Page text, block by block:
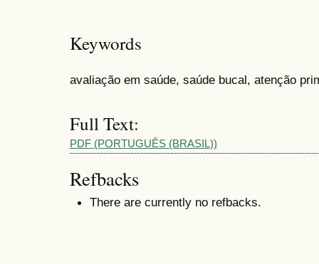
Keywords
avaliação em saúde, saúde bucal, atenção
Full Text:
PDF (PORTUGUÊS (BRASIL))
Refbacks
There are currently no refbacks.